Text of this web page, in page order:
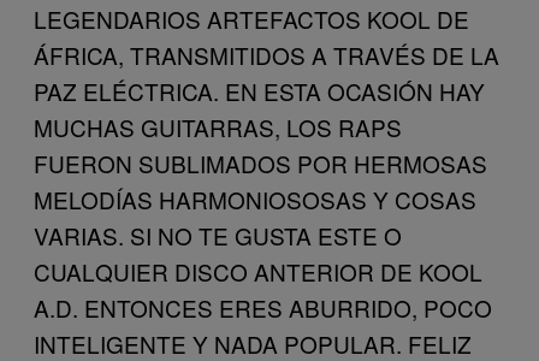
LEGENDARIOS ARTEFACTOS KOOL DE
ÁFRICA, TRANSMITIDOS A TRAVÉS DE LA
PAZ ELÉCTRICA. EN ESTA OCASIÓN HAY
MUCHAS GUITARRAS, LOS RAPS
FUERON SUBLIMADOS POR HERMOSAS
MELODÍAS HARMONIOSOSAS Y COSAS
VARIAS. SI NO TE GUSTA ESTE O
CUALQUIER DISCO ANTERIOR DE KOOL
A.D. ENTONCES ERES ABURRIDO, POCO
INTELIGENTE Y NADA POPULAR. FELIZ